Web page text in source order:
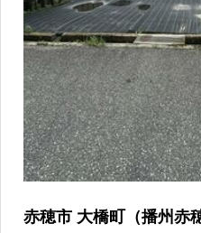
赤穂市 大橋町（播州赤